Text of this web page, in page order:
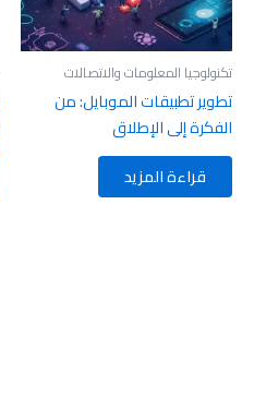
تكنولوجيا المعلومات والاتصالات
تطوير تطبيقات الموبايل: من
الفكرة إلى الإطلاق
قراءة المزيد